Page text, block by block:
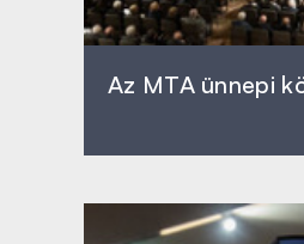
Az MTA ünnepi